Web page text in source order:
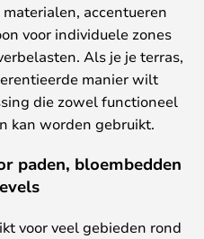
accentueren
voor individuele zones
Als je je terras,
manier wilt
die zowel functioneel
kan worden gebruikt.
paden, bloembedden
voor veel gebieden rond